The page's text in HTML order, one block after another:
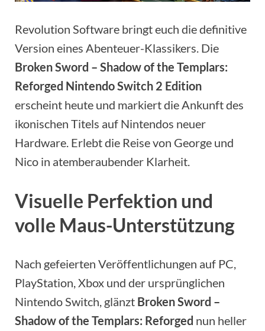
Revolution Software bringt euch die definitive
Version eines Abenteuer-Klassikers. Die
Broken Sword – Shadow of the Templars:
Reforged Nintendo Switch 2 Edition
erscheint heute und markiert die Ankunft des
ikonischen Titels auf Nintendos neuer
Hardware. Erlebt die Reise von George und
Nico in atemberaubender Klarheit.
Visuelle Perfektion und
volle Maus-Unterstützung
Nach gefeierten Veröffentlichungen auf PC,
PlayStation, Xbox und der ursprünglichen
Nintendo Switch, glänzt Broken Sword –
Shadow of the Templars: Reforged nun heller